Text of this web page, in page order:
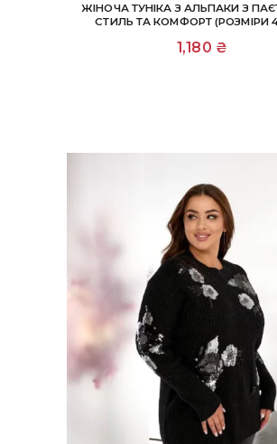
ЖІНОЧА ТУНІКА З АЛЬПАКИ З
СТИЛЬ ТА КОМФОРТ (РОЗМІРИ
1,180 ₴